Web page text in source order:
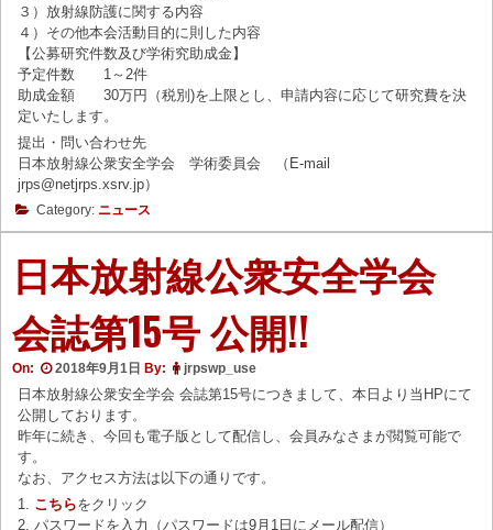
３）放射線防護に関する内容
４）その他本会活動目的に則した内容
【公募研究件数及び学術究助成金】
予定件数 1～2件
助成金額 30万円（税別)を上限とし、申請内容に応じて研究費を決
定いたします。
提出・問い合わせ先
日本放射線公衆安全学会 学術委員会 （E-mail
jrps@netjrps.xsrv.jp）
Category: ニュース
日本放射線公衆安全学会
会誌第15号 公開!!
On: 2018年9月1日 By: jrpswp_use
日本放射線公衆安全学会 会誌第15号につきまして、本日より当HPにて
公開しております。
昨年に続き、今回も電子版として配信し、会員みなさまが閲覧可能で
す。
なお、アクセス方法は以下の通りです。
1. こちらをクリック
2. パスワードを入力（パスワードは9月1日にメール配信）